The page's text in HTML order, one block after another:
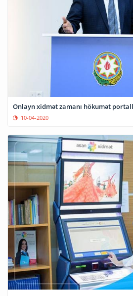
Onlayn xidmət zamanı hökumət
10-04-2020